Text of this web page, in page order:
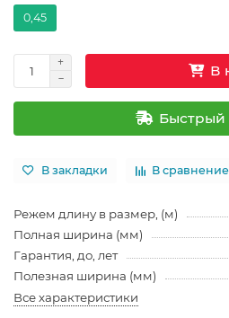
0,45
В
Быстрый
В закладки В сравнение
Режем длину в размер, (м)
Полная ширина (мм)
Гарантия, до, лет
Полезная ширина (мм)
Все характеристики